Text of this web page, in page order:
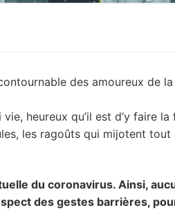
des amoureux de
heureux qu’il est d’y faire la
les ragoûts qui mijotent
du coronavirus. Ainsi,
des gestes barrières,